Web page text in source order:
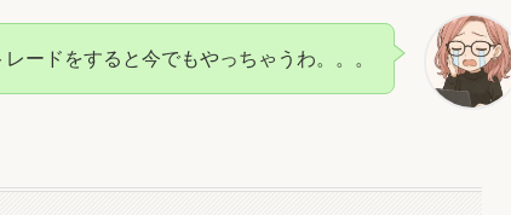
ードをすると今でもやっちゃうわ。。。